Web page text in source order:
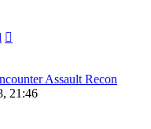
Assault Recon
21:46